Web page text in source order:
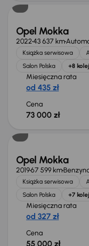
Opel Mokka
202243 637 km
Książka serwisowa
Salon Polska
+8
Miesięczna rata
od 435 zł
Cena
73 000 zł
Opel Mokka
201967 599 km
Książka serwisowa
Salon Polska
+7
Miesięczna rata
od 327 zł
Cena
55 000 zł